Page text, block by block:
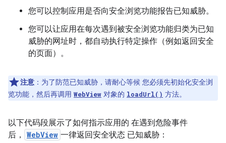
您可以控制应用是否向安全浏览功能报告已知威胁。
您可以让应用在每次遇到被安全浏览功能归类为已知
威胁的网址时，都自动执行特定操作（例如返回安全
的页面）。
注意 ：为了防范已知威胁，请耐心等候 您必须先初始化安全浏
览功能，然后再调用 WebView 对象的 loadUrl() 方法。
以下代码段展示了如何指示应用的 在遇到危险事件
后，
WebView 一律返回安全状态 已知威胁：